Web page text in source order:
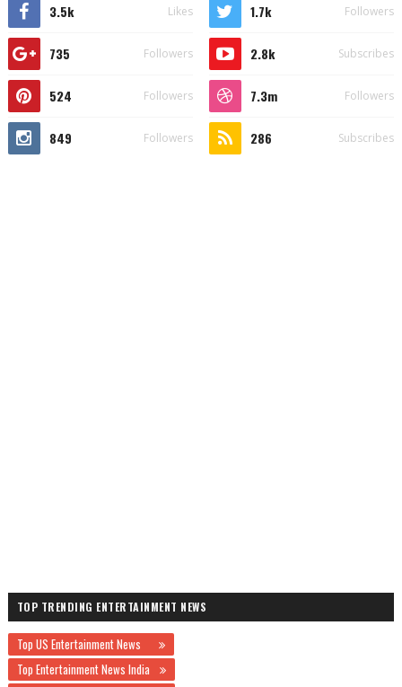
3.5k Likes 1.7k Followers
735 Followers 2.8k Subscribes
524 Followers 7.3m Followers
849 Followers 286 Subscribes
TOP TRENDING ENTERTAINMENT NEWS
Top US Entertainment News
Top Entertainment News India